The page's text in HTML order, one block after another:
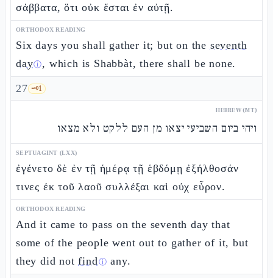
σάββατα, ὅτι οὐκ ἔσται ἐν αὐτῇ.
ORTHODOX READING
Six days you shall gather it; but on the seventh
dayⓘ, which is Shabbàt, there shall be none.
27 🗝️1
HEBREW (MT)
ויהי ביום השביעי יצאו מן העם ללקט ולא מצאו
SEPTUAGINT (LXX)
ἐγένετο δὲ ἐν τῇ ἡμέρᾳ τῇ ἑβδόμῃ ἐξήλθοσάν
τινες ἐκ τοῦ λαοῦ συλλέξαι καὶ οὐχ εὗρον.
ORTHODOX READING
And it came to pass on the seventh day that
some of the people went out to gather of it, but
they did notfindⓘ any.